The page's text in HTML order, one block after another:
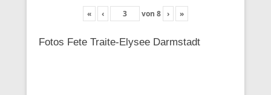
« ‹ von 8 › »
Fotos Fete Traite-Elysee Darmstadt